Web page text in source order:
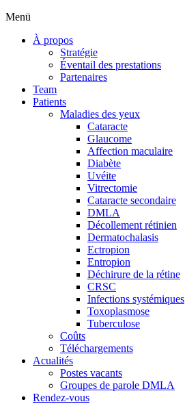
Menü
À propos
Stratégie
Éventail des prestations
Partenaires
Team
Patients
Maladies des yeux
Cataracte
Glaucome
Affection maculaire
Diabète
Uvéite
Vitrectomie
Cataracte secondaire
DMLA
Décollement rétinien
Dermatochalasis
Ectropion
Entropion
Déchirure de la rétine
CRSC
Infections systémiques
Toxoplasmose
Tuberculose
Coûts
Téléchargements
Acualités
Postes vacants
Groupes de parole DMLA
Rendez-vous